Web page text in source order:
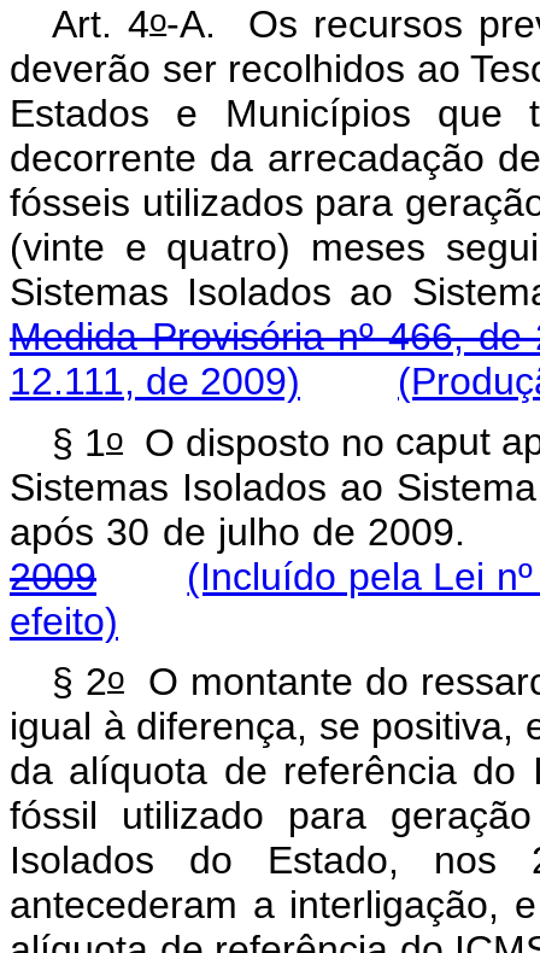
Art. 4o-A. Os recursos
deverão ser recolhidos ao
Estados e Municípios que
decorrente da arrecadação
fósseis utilizados para
(vinte e quatro) meses
Sistemas Isolados ao
Medida Provisória nº 466, de
12.111, de 2009)
§ 1o O disposto no caput
Sistemas Isolados ao
após 30 de julho de
2009
(Incluído pela Lei
efeito)
§ 2oO montante do
igual à diferença, se positiva,
da alíquota de referência do
fóssil utilizado para
Isolados do Estado,
antecederam a interligação,